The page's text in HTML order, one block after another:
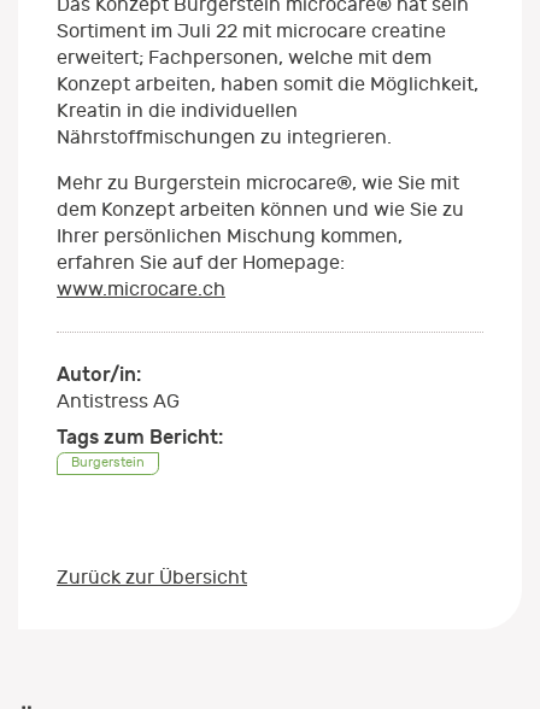
Sortiment im Juli 22 mit microcare creatine
erweitert; Fachpersonen, welche mit dem
Konzept arbeiten, haben somit die Möglichkeit,
Kreatin in die individuellen
Nährstoffmischungen zu integrieren.
Mehr zu Burgerstein microcare®, wie Sie mit
dem Konzept arbeiten können und wie Sie zu
Ihrer persönlichen Mischung kommen,
erfahren Sie auf der Homepage:
www.microcare.ch
Autor/in:
Antistress AG
Tags zum Bericht:
Burgerstein
Zurück zur Übersicht